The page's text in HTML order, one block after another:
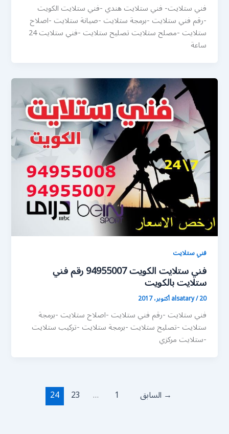
فني ستلايت- فني ستلايت هندي -فني ستلايت الكويت
-رقم فني ستلايت -برمجة ستلايت -صيانة ستلايت -اصلاح
ستلايت -مصلح ستلايت تصليح ستلايت -فني ستلايت 24
ساعة
فني ستلايت
فني ستلايت الكويت 94955007 رقم فني
ستلايت بالكويت
alsatary/20 أكتوبر، 2017
فني ستلايت -رقم فني ستلايت -اصلاح ستلايت -برمجة
ستلايت -تصليح ستلايت -برمجة ستلايت -تركيب ستلايت
-ستلايت مركزي
→ السابق 1
…
23
24